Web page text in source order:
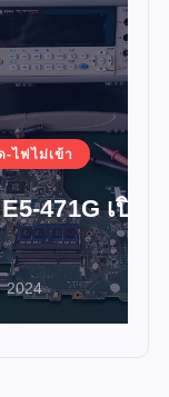
ปิดไม่